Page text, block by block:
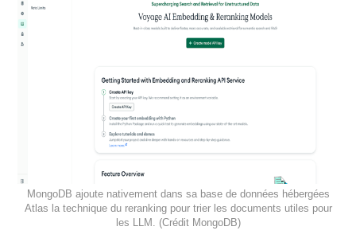
MongoDB ajoute nativement dans sa base de données hébergées
Atlas la technique du reranking pour trier les documents utiles pour
les LLM. (Crédit MongoDB)